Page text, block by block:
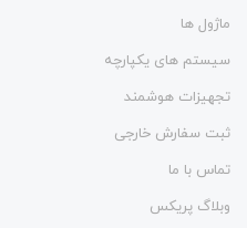
ماژول ها
سیستم های یکپارچه
تجهیزات هوشمند
ثبت سفارش خارجی
تماس با ما
وبلاگ پریکس